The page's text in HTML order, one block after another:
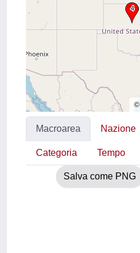
©
Macroarea Nazione
Categoria Tempo
Salva come PNG